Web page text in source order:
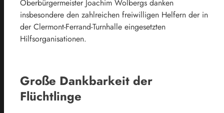
Oberbürgermeister Joachim Wolbergs danken
insbesondere den zahlreichen freiwilligen Helfern der in
der Clermont-Ferrand-Turnhalle eingesetzten
Hilfsorganisationen.
Große Dankbarkeit der
Flüchtlinge